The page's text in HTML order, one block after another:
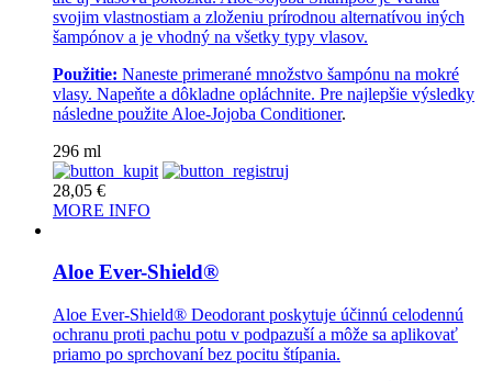
svojim vlastnostiam a zloženiu prírodnou alternatívou iných
šampónov a je vhodný na všetky typy vlasov.
Použitie: Naneste primerané množstvo šampónu na mokré
vlasy. Napeňte a dôkladne opláchnite. Pre najlepšie výsledky
následne použite Aloe-Jojoba Conditioner.
296 ml
28,05 €
MORE INFO
Aloe Ever-Shield®
Aloe Ever-Shield® Deodorant poskytuje účinnú celodennú
ochranu proti pachu potu v podpazuší a môže sa aplikovať
priamo po sprchovaní bez pocitu štípania.